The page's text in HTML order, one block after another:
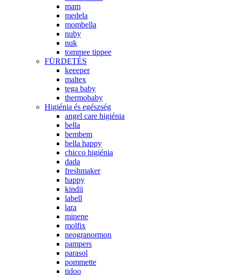
mam
medela
mombella
nuby
nuk
tommee tippee
FÜRDETÉS
keeeper
maltex
tega baby
thermobaby
Higiénia és egészség
angel care higiénia
bella
bembem
bella happy
chicco higiénia
dada
freshmaker
happy
kindii
labell
lara
minene
molfix
neogranormon
pampers
parasol
pommette
tidoo